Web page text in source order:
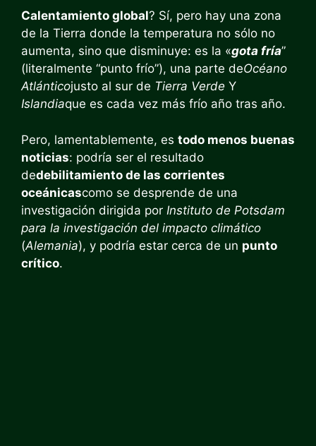
Calentamiento global? Sí, pero hay una zona
de la Tierra donde la temperatura no sólo no
aumenta, sino que disminuye: es la «gota fría”
(literalmente “punto frío”), una parte deOcéano
Atlánticojusto al sur de Tierra Verde Y
Islandiaque es cada vez más frío año tras año.
Pero, lamentablemente, es todo menos buenas
noticias: podría ser el resultado
dedebilitamiento de las corrientes
oceánicascomo se desprende de una
investigación dirigida por Instituto de Potsdam
para la investigación del impacto climático
(Alemania), y podría estar cerca de un punto
crítico.